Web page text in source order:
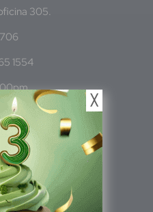
305.
1554
#3206, Local 9, San
╳